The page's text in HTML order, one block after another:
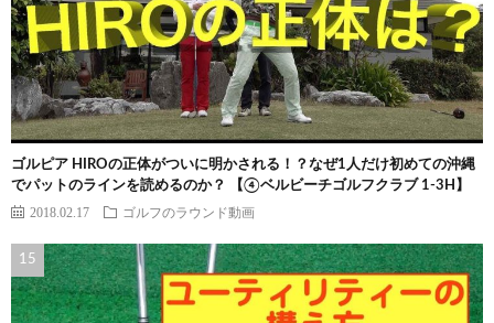
ゴルピア HIROの正体がついに明かされる！？なぜ1人だけ初めての沖縄
でパットのラインを読めるのか？ 【④ベルビーチゴルフクラブ 1-3H】
2018.02.17 ゴルフのラウンド動画